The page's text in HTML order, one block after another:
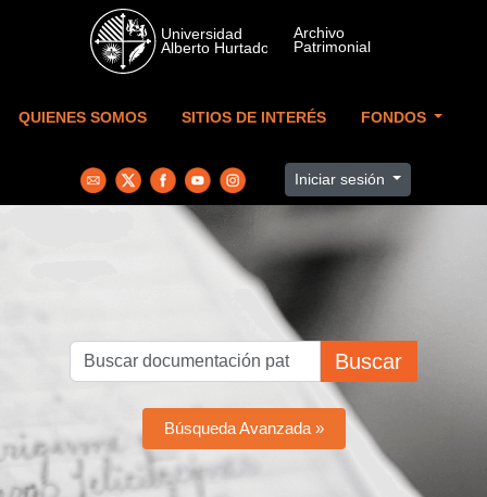
Skip to main content
QUIENES SOMOS SITIOS DE INTERÉS FONDOS
Iniciar sesión
Buscar
Búsqueda Avanzada »